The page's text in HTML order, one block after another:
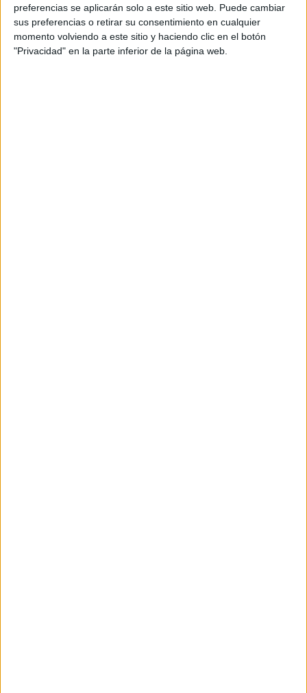
preferencias se aplicarán solo a este sitio web. Puede cambiar
sus preferencias o retirar su consentimiento en cualquier
momento volviendo a este sitio y haciendo clic en el botón
"Privacidad" en la parte inferior de la página web.
Empezó su carrera en 1981 y desde entonces ha
ocupado diferentes posiciones en medios,
clientes, agencias y grandes empresas, trabajando